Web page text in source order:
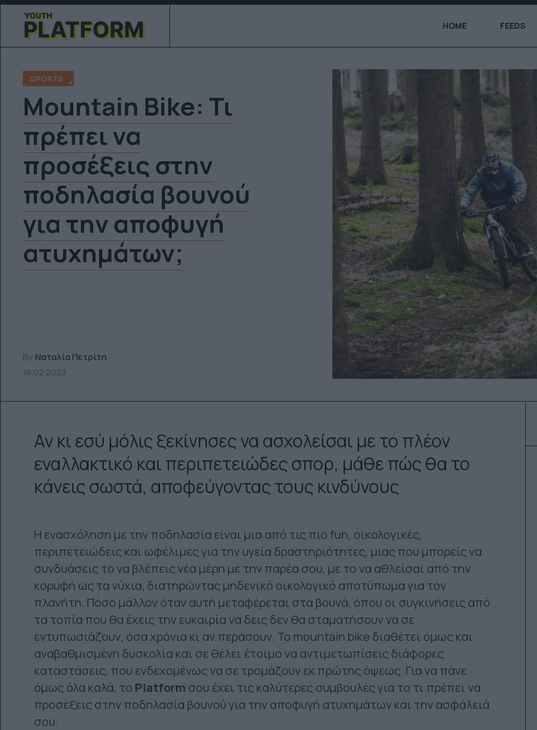
HOME FEEDS
SPORTS
Mountain Bike: Τι
πρέπει να
προσέξεις στην
ποδηλασία βουνού
για την αποφυγή
ατυχημάτων;
By Ναταλία Πετρίτη
16.02.2023
Αν κι εσύ μόλις ξεκίνησες να ασχολείσαι με το πλέον
εναλλακτικό και περιπετειώδες σπορ, μάθε πώς θα το
κάνεις σωστά, αποφεύγοντας τους κινδύνους
Η ενασχόληση με την ποδηλασία είναι μια από τις πιο fun, οικολογικές,
περιπετειώδεις και ωφέλιμες για την υγεία δραστηριότητες, μιας που μπορείς να
συνδυάσεις το να βλέπεις νέα μέρη με την παρέα σου, με το να αθλείσαι από την
κορυφή ως τα νύχια, διατηρώντας μηδενικό οικολογικό αποτύπωμα για τον
πλανήτη. Πόσο μάλλον όταν αυτή μεταφέρεται στα βουνά, όπου οι συγκινήσεις από
τα τοπία που θα έχεις την ευκαιρία να δεις δεν θα σταματήσουν να σε
εντυπωσιάζουν, όσα χρόνια κι αν περάσουν. Το mountain bike διαθέτει όμως και
αναβαθμισμένη δυσκολία και σε θέλει έτοιμο να αντιμετωπίσεις διάφορες
καταστάσεις, που ενδεχομένως να σε τρομάζουν εκ πρώτης όψεως. Για να πάνε
όμως όλα καλά, το Platform σου έχει τις καλύτερες συμβουλές για το τι πρέπει να
προσέξεις στην ποδηλασία βουνού για την αποφυγή ατυχημάτων και την ασφάλειά
σου.